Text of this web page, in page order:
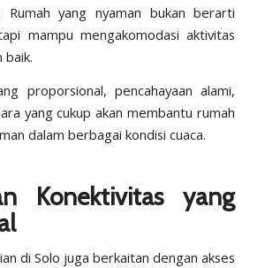
Rumah yang nyaman bukan berarti
mampu mengakomodasi aktivitas
baik.
proporsional, pencahayaan alami,
yang cukup akan membantu rumah
dalam berbagai kondisi cuaca.
Konektivitas yang
di Solo juga berkaitan dengan akses